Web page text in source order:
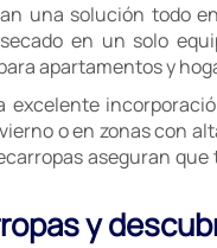
una solución todo
en un solo
apartamentos y
o en zonas con
aseguran que
y